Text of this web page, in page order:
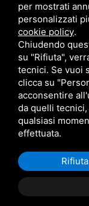
News
Contatti
Privacy
Sitemap
per mostrati
personalizzati
cookie policy.
Chiudendo
su "Rifiuta",
tecnici. Se vuoi
clicca su
acconsentire
da quelli
qualsiasi
effettuata.
Rifiuta